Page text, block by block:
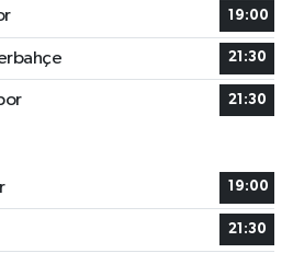
19:00
21:30
21:30
19:00
21:30